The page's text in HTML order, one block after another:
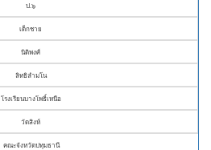
ป.๖
เด็กชาย
นิติพงศ์
ลิทธิลำมโน
โรงเรียนบางโพธิ์เหนือ
วัดสิงห์
คณะจังหวัดปทุมธานี